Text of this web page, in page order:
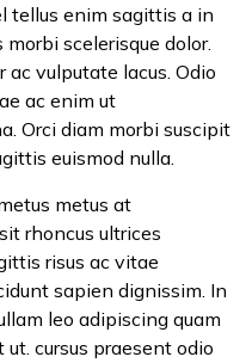
tellus enim sagittis a in
scelerisque dolor.
vulputate lacus. Odio
ac enim ut
Orci diam morbi suscipit
euismod nulla.
metus at
rhoncus ultrices
risus ac vitae
sapien dignissim. In
leo adipiscing quam
ut. cursus praesent odio